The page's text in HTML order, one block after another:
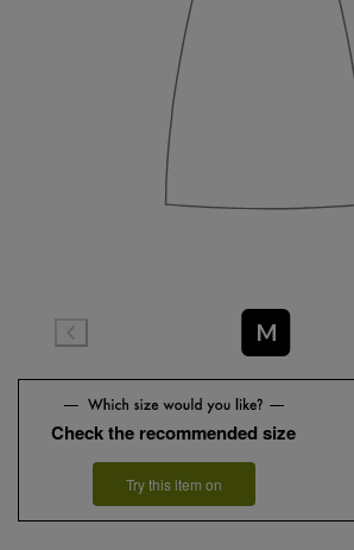
M
Check the recommended size
Try this item on